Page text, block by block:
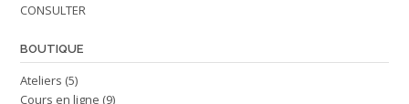
CONSULTER
BOUTIQUE
Ateliers (5)
Cours en ligne (9)